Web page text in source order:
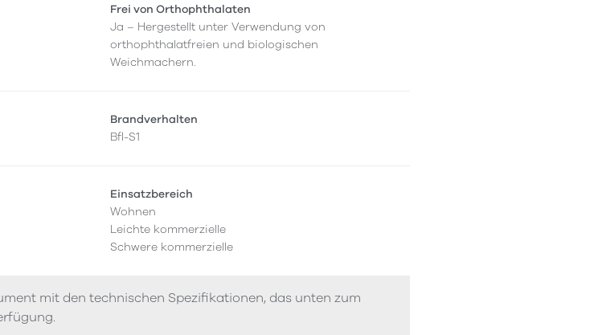
Frei von Orthophthalaten
Ja – Hergestellt unter Verwendung von
orthophthalatfreien und biologischen
Weichmachern.
Brandverhalten
Bfl-S1
Einsatzbereich
Wohnen
Leichte kommerzielle
Schwere kommerzielle
mit den technischen Spezifikationen, das unten zum